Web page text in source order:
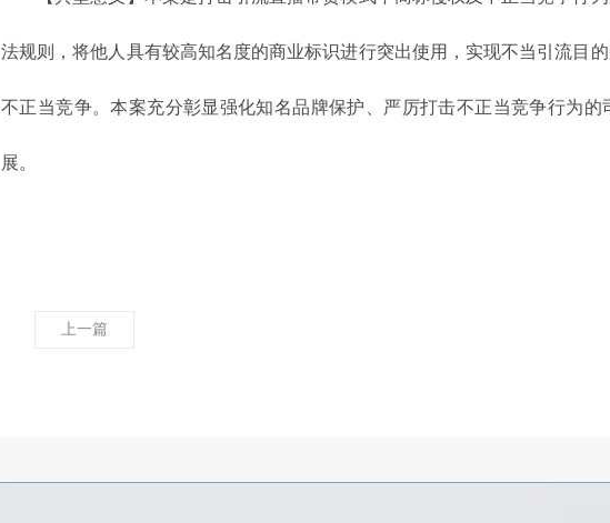
法规则，将他人具有较高知名度的商业标识进行突出使用，实现不当引流目
不正当竞争。本案充分彰显强化知名品牌保护、严厉打击不正当竞争行为
展。
上一篇